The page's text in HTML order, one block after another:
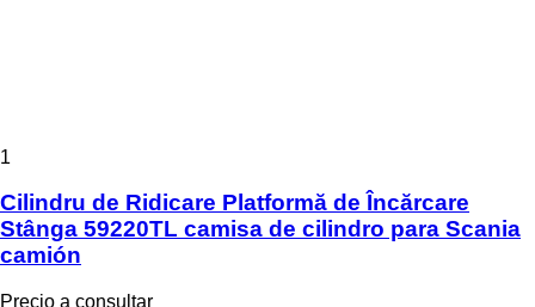
1
Cilindru de Ridicare Platformă de Încărcare
Stânga 59220TL camisa de cilindro para Scania
camión
Precio a consultar